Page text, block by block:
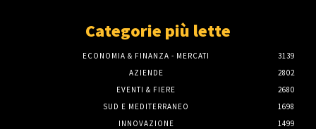
Categorie più lette
ECONOMIA & FINANZA - MERCATI
3139
AZIENDE
2802
EVENTI & FIERE
2680
SUD E MEDITERRANEO
1698
INNOVAZIONE
1499